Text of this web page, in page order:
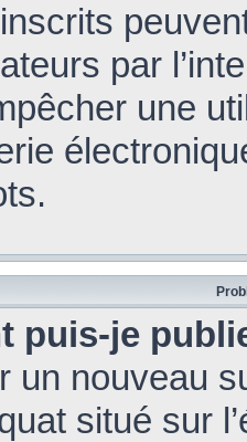
par
une
puis-je
un nouveau
situé sur